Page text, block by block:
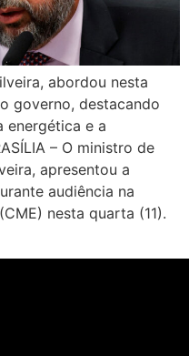
abordou nesta
governo, destacando
energética e a
– O ministro de
apresentou a
audiência na
nesta quarta (11).